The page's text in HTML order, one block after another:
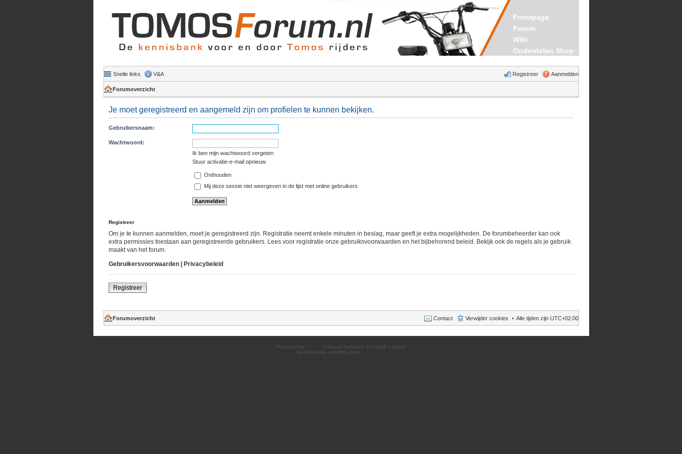
Frontpage
Forum
Wiki
Onderdelen Shop
Snelle links V&A Aanmelden
Registreer
Forumoverzicht
Je moet geregistreerd en aangemeld zijn om profielen te kunnen bekijken.
Gebruikersnaam:
Wachtwoord:
Ik ben mijn wachtwoord vergeten
Stuur activatie-e-mail opnieuw
Onthouden
Mij deze sessie niet weergeven in de lijst met online gebruikers
Registreer
Om je te kunnen aanmelden, moet je geregistreerd zijn. Registratie neemt enkele minuten in beslag, maar geeft je extra mogelijkheden. De forumbeheerder kan ook
extra permissies toestaan aan geregistreerde gebruikers. Lees voor registratie onze gebruiksvoorwaarden en het bijbehorend beleid. Bekijk ook de regels als je gebruik
maakt van het forum.
Gebruikersvoorwaarden| Privacybeleid
Registreer
Forumoverzicht Alle tijden zijn UTC+02:00
Verwijder cookies
Contact
Powered by
® Forum Software © phpBB Limited
Nederlandse vertaling door